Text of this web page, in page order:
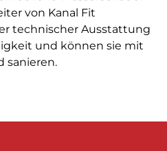
von Kanal Fit
technischer Ausstattung
und können sie mit
sanieren.